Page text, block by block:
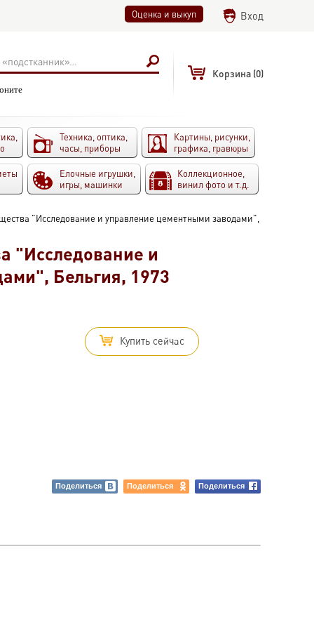
Оценка и выкуп Вход
Корзина (0)
Техника, оптика,
часы, приборы
Картины, рисунки,
графика, гравюры
Елочные игрушки,
игры, машинки
Коллекционное,
винил фото и т.д.
"Исследование и управление цементными заводами",
"Исследование и
Бельгия, 1973
Купить сейчас
Поделиться Поделиться Поделиться